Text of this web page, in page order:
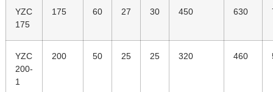
YZC
175
175 60 27 30 450 630
YZC
200-
1
200 50 25 25 320 460